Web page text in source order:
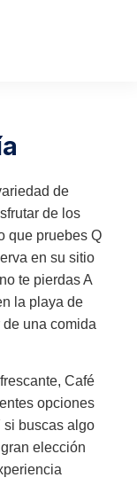
de
de los
que pruebes Q
en su sitio
te pierdas A
la playa de
de una comida
Café
opciones
si buscas algo
elección